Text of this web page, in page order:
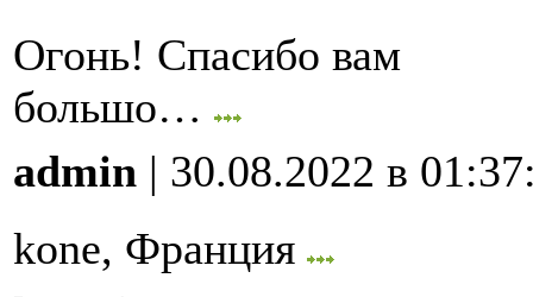
Огонь! Спасибо вам
большо…
admin | 30.08.2022 в 01:37
kone, Франция